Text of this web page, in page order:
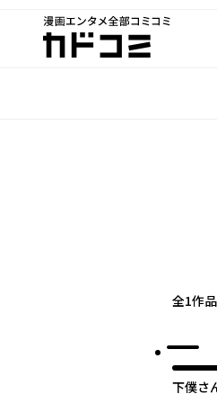
漫画エンタメ全部コミコミ
カドコミ
全1作品
下僕さ